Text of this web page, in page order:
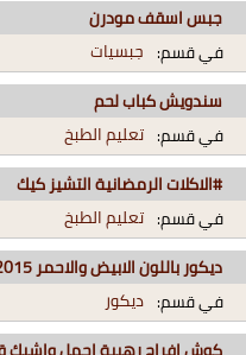
جبس اسقف مودرن
في قسم: جبسيات
سندويش كباب لحم
في قسم: تعليم الطبخ
#الاكلات الرمضانية التشيز كيك
في قسم: تعليم الطبخ
ديكور باللون الابيض والاحمر 2015
في قسم: ديكور